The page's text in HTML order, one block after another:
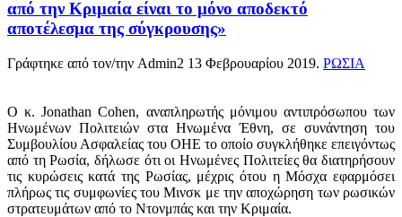
από την Κριμαία είναι το μόνο αποδεκτό
αποτέλεσμα της σύγκρουσης»
Γράφτηκε από τον/την Admin2 13 Φεβρουαρίου 2019. ΡΩΣΙΑ
Ο κ. Jonathan Cohen, αναπληρωτής μόνιμου αντιπρόσωπου των
Ηνωμένων Πολιτειών στα Ηνωμένα Έθνη, σε συνάντηση του
Συμβουλίου Ασφαλείας του ΟΗΕ το οποίο συγκλήθηκε επειγόντως
από τη Ρωσία, δήλωσε ότι οι Ηνωμένες Πολιτείες θα διατηρήσουν
τις κυρώσεις κατά της Ρωσίας, μέχρις ότου η Μόσχα εφαρμόσει
πλήρως τις συμφωνίες του Μινσκ με την αποχώρηση των ρωσικών
στρατευμάτων από το Ντονμπάς και την Κριμαία.